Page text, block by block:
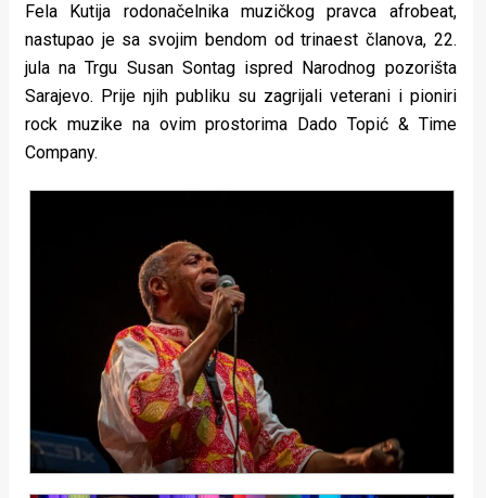
Fela Kutija rodonačelnika muzičkog pravca afrobeat,
nastupao je sa svojim bendom od trinaest članova, 22.
jula na Trgu Susan Sontag ispred Narodnog pozorišta
Sarajevo. Prije njih publiku su zagrijali veterani i pioniri
rock muzike na ovim prostorima Dado Topić & Time
Company.